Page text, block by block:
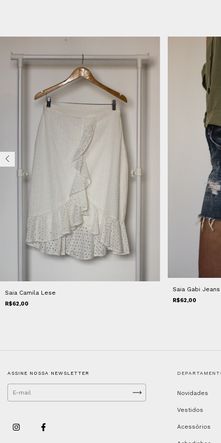
Saia Camila Lese
R$62,00
Saia Gabi Jeans
R$62,00
ASSINE NOSSA NEWSLETTER
Novidades
Vestidos
Acessórios